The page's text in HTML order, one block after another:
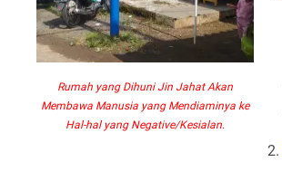
Rumah yang Dihuni Jin Jahat Akan
Membawa Manusia yang Mendiaminya ke
Hal-hal yang Negative/Kesialan.